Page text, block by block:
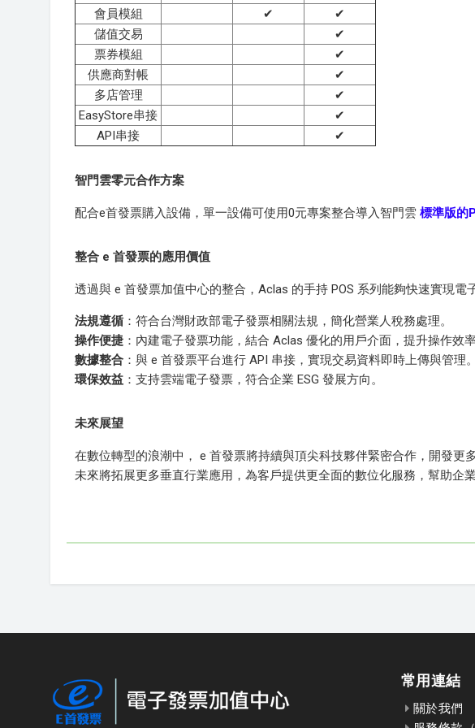
會員模組
✔
✔
儲值交易
✔
票券模組
✔
供應商對帳
✔
多店管理
✔
EasyStore串接
✔
API串接
✔
智門雲零元合作方案
配合e首發票購入設備，單一設備可使用0元專案整合導入智門雲 標準版的
整合 e 首發票的應用價值
透過與 e 首發票加值中心的整合，Aclas 的手持 POS 系列能夠快速實現電
法規遵循 ：符合台灣財政部電子發票相關法規，簡化營業人稅務處理。
操作便捷 ：內建電子發票功能，結合 Aclas 優化的用戶介面，提升操作效率
數據整合 ：與 e 首發票平台進行 API 串接，實現交易資料即時上傳與管理。
環保效益 ：支持雲端電子發票，符合企業 ESG 發展方向。
未來展望
在數位轉型的浪潮中， e 首發票將持續與頂尖科技夥伴緊密合作，開發
未來將拓展更多垂直行業應用，為客戶提供更全面的數位化服務，幫助企
常用連結
關於我們